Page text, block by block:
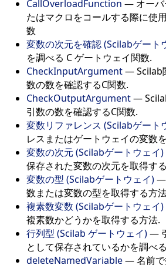
CallOverloadFunction — オー
たはマクロをコールする際に使
数
変数の次元を確認 (Scilabゲート
を調べる C ゲートウェイ関数.
CheckInputArgument—Scilab
数の数を確認するC関数.
CheckOutputArgument—
引数の数を確認するC関数.
変数リファレンス (Scilabゲート
レスまたはゲートウェイの変数
変数の次元 (Scilabゲートウェイ)
保存された変数の次元を取得す
変数の型 (Scilabゲートウェイ)—
数または変数の型を取得する方
複素数変数 (Scilabゲートウェイ)
複素数かどうかを取得する方法.
行列型 (Scilab ゲートウェイ)—
として保存されているかを調べ
deleteNamedVariable—名前